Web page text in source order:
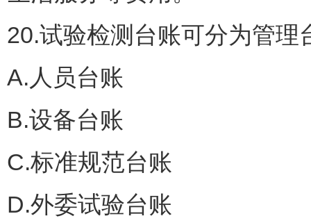
20.试验检测台账可分为管
A.人员台账
B.设备台账
C.标准规范台账
D.外委试验台账